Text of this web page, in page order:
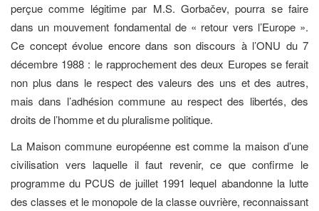
perçue comme légitime par M.S. Gorbačev, pourra se faire
dans un mouvement fondamental de « retour vers l’Europe ».
Ce concept évolue encore dans son discours à l’ONU du 7
décembre 1988 : le rapprochement des deux Europes se ferait
non plus dans le respect des valeurs des uns et des autres,
mais dans l’adhésion commune au respect des libertés, des
droits de l’homme et du pluralisme politique.
La Maison commune européenne est comme la maison d’une
civilisation vers laquelle il faut revenir, ce que confirme le
programme du PCUS de juillet 1991 lequel abandonne la lutte
des classes et le monopole de la classe ouvrière, reconnaissant